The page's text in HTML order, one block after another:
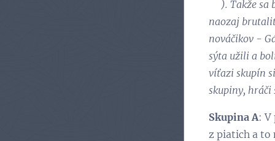
😁). Takže
naozaj
nováčikov -
sýta užili a
víťazi skupín
skupiny, hráči
Skupina A: V
z piatich a to